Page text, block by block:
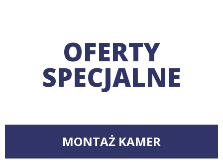
OFERTY
SPECJALNE
MONTAŻ KAMER